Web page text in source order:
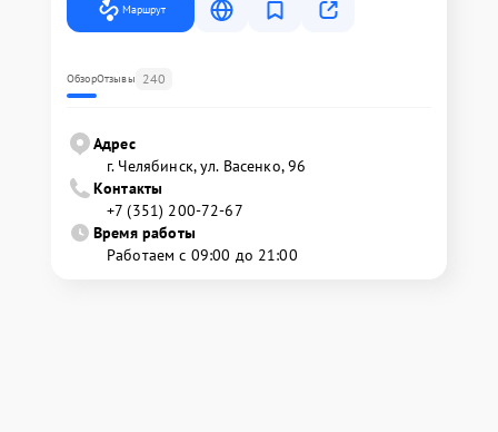
Маршрут
ОбзорОтзывы 240
Адрес
г. Челябинск, ул. Васенко, 96
Контакты
+7 (351) 200-72-67
Время работы
Работаем с 09:00 до 21:00